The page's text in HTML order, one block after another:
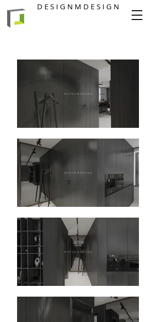
D E S I G N M D E S I G N